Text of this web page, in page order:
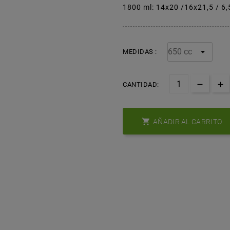
1800 ml: 14x20 /16x21,5 /
MEDIDAS :
CANTIDAD:
 AÑADIR AL CARRITO